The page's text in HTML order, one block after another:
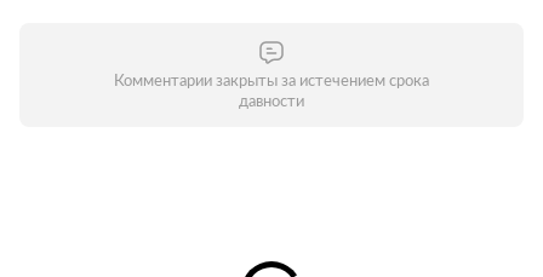
Комментарии закрыты за истечением срока
давности